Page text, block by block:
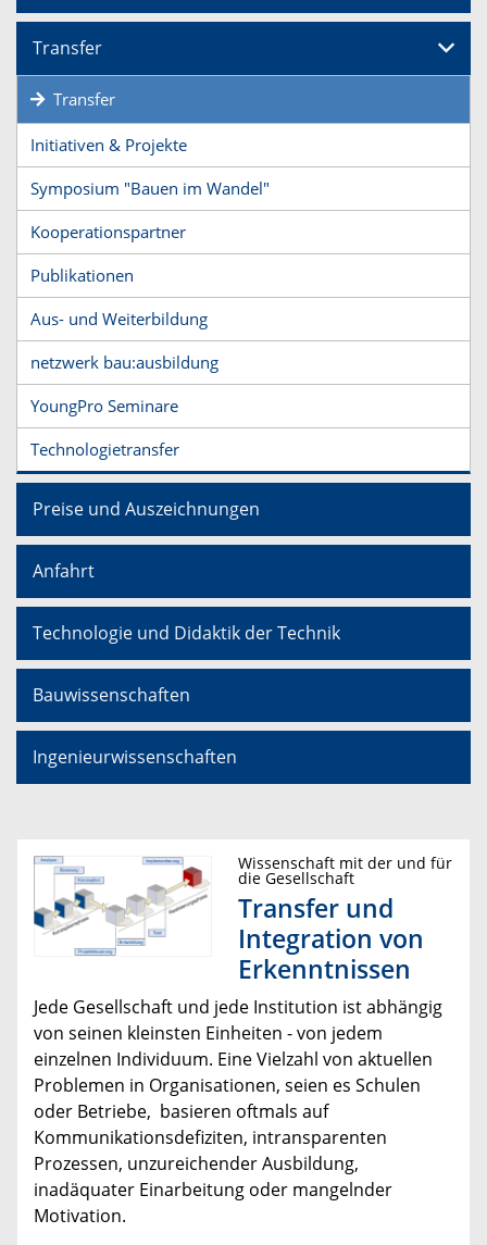
Transfer
Transfer
Initiativen & Projekte
Symposium "Bauen im Wandel"
Kooperationspartner
Publikationen
Aus- und Weiterbildung
netzwerk bau:ausbildung
YoungPro Seminare
Technologietransfer
Preise und Auszeichnungen
Anfahrt
Technologie und Didaktik der Technik
Bauwissenschaften
Ingenieurwissenschaften
Wissenschaft mit der und für
die Gesellschaft
Transfer und
Integration von
Erkenntnissen
Jede Gesellschaft und jede Institution ist abhängig
von seinen kleinsten Einheiten - von jedem
einzelnen Individuum. Eine Vielzahl von aktuellen
Problemen in Organisationen, seien es Schulen
oder Betriebe, basieren oftmals auf
Kommunikationsdefiziten, intransparenten
Prozessen, unzureichender Ausbildung,
inadäquater Einarbeitung oder mangelnder
Motivation.